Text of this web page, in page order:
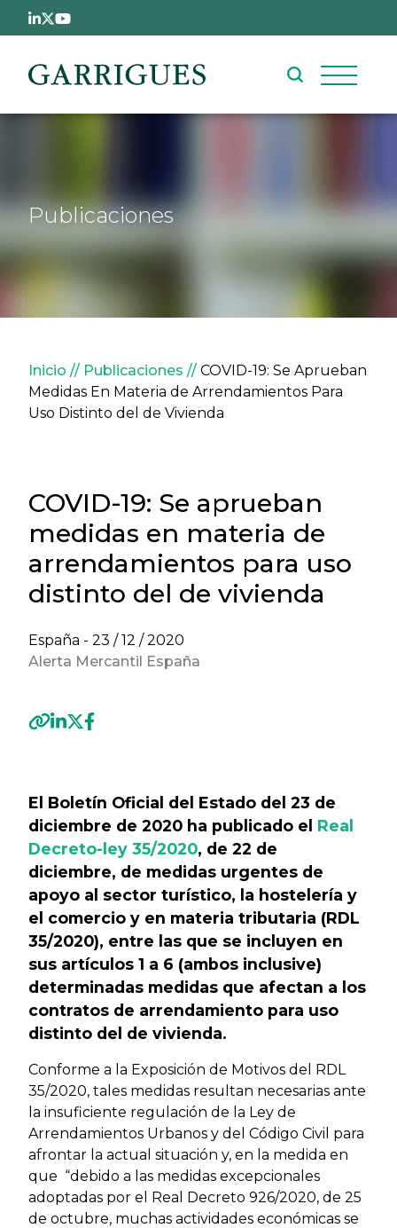
Pasar al contenido principal
Publicaciones
Sobrescribir enlaces de
Inicio Publicaciones
COVID-19: Se Aprueban
Medidas En Materia de Arrendamientos Para
Uso Distinto del de Vivienda
COVID-19: Se aprueban
medidas en materia de
arrendamientos para uso
distinto del de vivienda
España - 23 / 12 / 2020
Alerta Mercantil España
El Boletín Oficial del Estado del 23 de
diciembre de 2020 ha publicado el Real
Decreto-ley 35/2020, de 22 de
diciembre, de medidas urgentes de
apoyo al sector turístico, la hostelería y
el comercio y en materia tributaria (RDL
35/2020), entre las que se incluyen en
sus artículos 1 a 6 (ambos inclusive)
determinadas medidas que afectan a los
contratos de arrendamiento para uso
distinto del de vivienda.
Conforme a la Exposición de Motivos del RDL
35/2020, tales medidas resultan necesarias ante
la insuficiente regulación de la Ley de
Arrendamientos Urbanos y del Código Civil para
afrontar la actual situación y, en la medida en
que “debido a las medidas excepcionales
adoptadas por el Real Decreto 926/2020, de 25
de octubre, muchas actividades económicas se